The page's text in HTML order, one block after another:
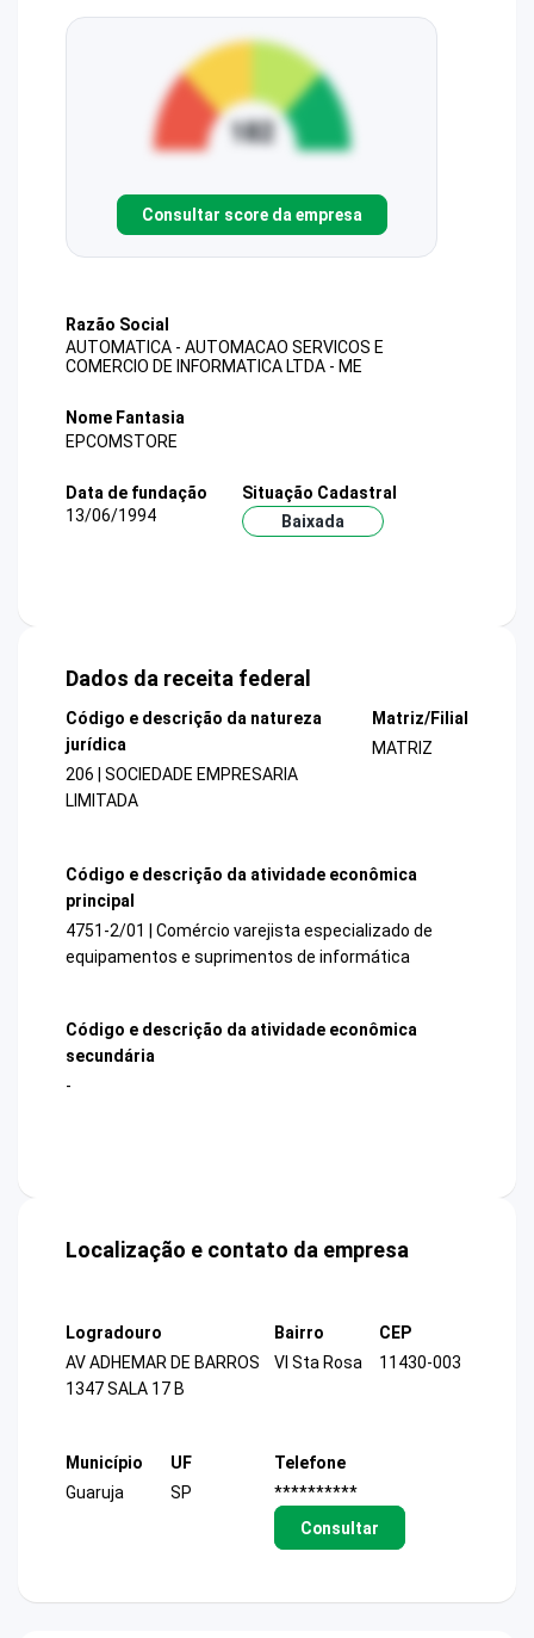
Consultar score da empresa
Razão Social
AUTOMATICA - AUTOMACAO SERVICOS E
COMERCIO DE INFORMATICA LTDA - ME
Nome Fantasia
EPCOMSTORE
Data de fundação
13/06/1994
Situação Cadastral
Baixada
Dados da receita federal
Código e descrição da natureza
jurídica
206 | SOCIEDADE EMPRESARIA
LIMITADA
Matriz/Filial
MATRIZ
Código e descrição da atividade econômica
principal
4751-2/01 | Comércio varejista especializado de
equipamentos e suprimentos de informática
Código e descrição da atividade econômica
secundária
-
Localização e contato da empresa
Logradouro
AV ADHEMAR DE BARROS
1347 SALA 17 B
Bairro
Vl Sta Rosa
CEP
11430-003
Município
Guaruja
UF
SP
Telefone
**********
Consultar